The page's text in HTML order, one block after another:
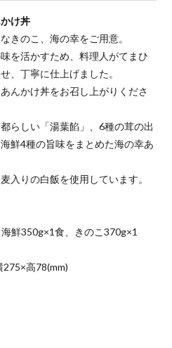
け丼
きのこ、海の幸をご用意。
を活かすため、料理人がてまひ
、丁寧に仕上げました。
んかけ丼をお召し上がりくださ
らしい「湯葉餡」、6種の茸の出
鮮4種の旨味をまとめた海の幸あ
入りの白飯を使用しています。
鮮350g×1食、きのこ370g×1
高78(mm)